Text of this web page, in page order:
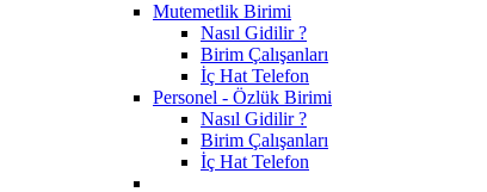
Mutemetlik Birimi
Nasıl Gidilir ?
Birim Çalışanları
İç Hat Telefon
Personel - Özlük Birimi
Nasıl Gidilir ?
Birim Çalışanları
İç Hat Telefon